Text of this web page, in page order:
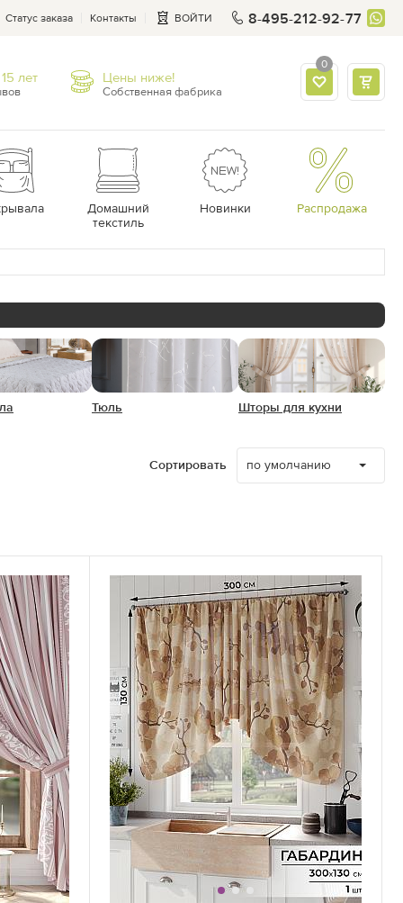
Статус заказа Контакты ВОЙТИ 8-495-212-92-77
лет Цены ниже!
Собственная фабрика
0
Домашний
текстиль
Новинки Распродажа
Тюль Шторы для кухни
Сортировать по умолчанию